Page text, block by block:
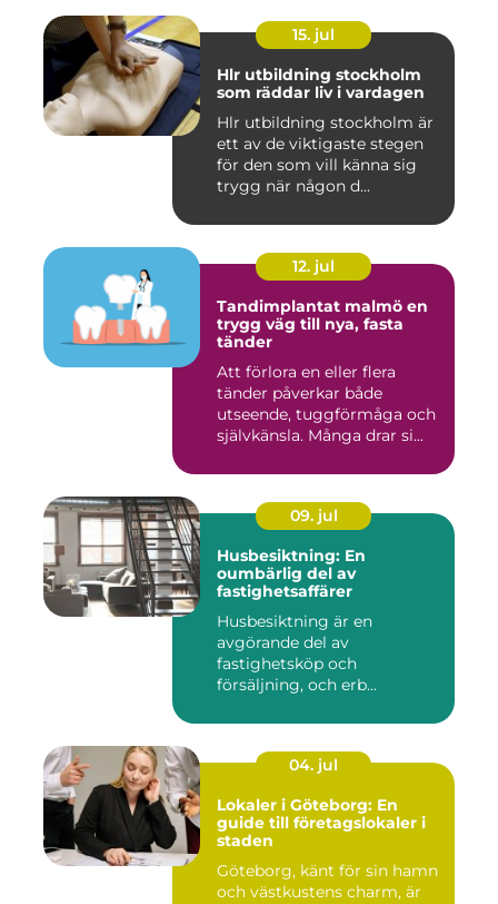
15. jul
Hlr utbildning stockholm
som räddar liv i vardagen
Hlr utbildning stockholm är
ett av de viktigaste stegen
för den som vill känna sig
trygg när någon d...
12. jul
Tandimplantat malmö en
trygg väg till nya, fasta
tänder
Att förlora en eller flera
tänder påverkar både
utseende, tuggförmåga och
självkänsla. Många drar si...
09. jul
Husbesiktning: En
oumbärlig del av
fastighetsaffärer
Husbesiktning är en
avgörande del av
fastighetsköp och
försäljning, och erb...
04. jul
Lokaler i Göteborg: En
guide till företagslokaler i
staden
Göteborg, känt för sin hamn
och västkustens charm, är